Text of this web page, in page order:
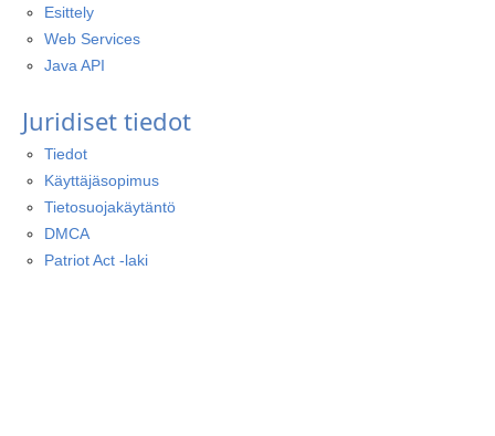
Esittely
Web Services
Java API
Juridiset tiedot
Tiedot
Käyttäjäsopimus
Tietosuojakäytäntö
DMCA
Patriot Act -laki